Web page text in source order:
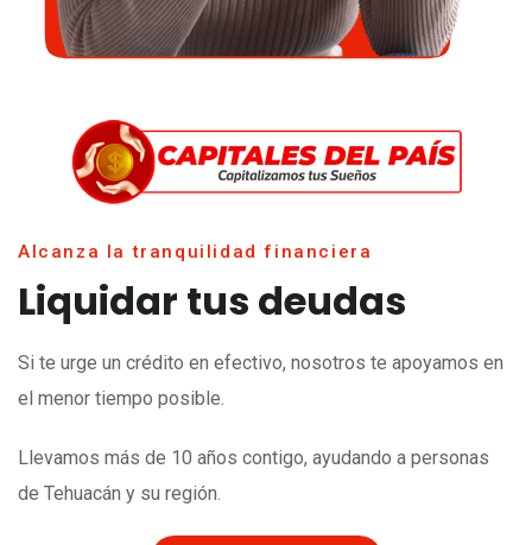
Alcanza la tranquilidad financiera
Liquidar tus deudas
Si te urge un crédito en efectivo, nosotros te apoyamos en
el menor tiempo posible.
Llevamos más de 10 años contigo, ayudando a personas
de Tehuacán y su región.